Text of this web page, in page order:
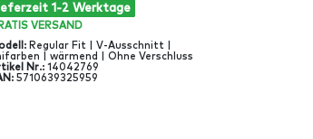
1-2 Werktage
VERSAND
: Regular Fit | V-Ausschnitt |
| wärmend | Ohne Verschluss
Nr.: 14042769
: 5710639325959